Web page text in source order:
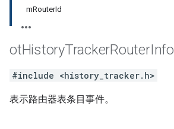
mRouterId
otHistoryTrackerRouterInfo
#include <history_tracker.h>
表示路由器表条目事件。